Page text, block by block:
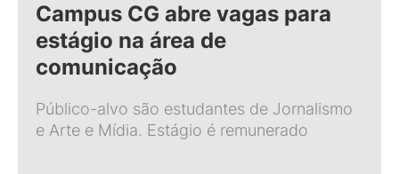
Campus CG abre vagas para
estágio na área de
comunicação
Público-alvo são estudantes de Jornalismo
e Arte e Mídia. Estágio é remunerado